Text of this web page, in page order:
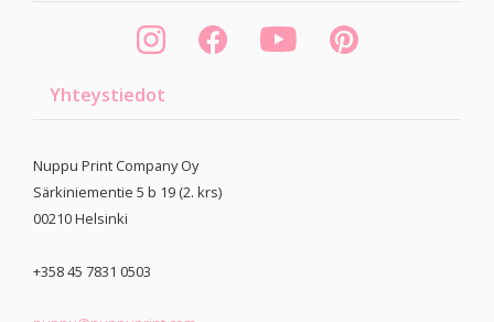
Yhteystiedot
Nuppu Print Company Oy
Särkiniementie 5 b 19 (2. krs)
00210Helsinki
+358 45 7831 0503